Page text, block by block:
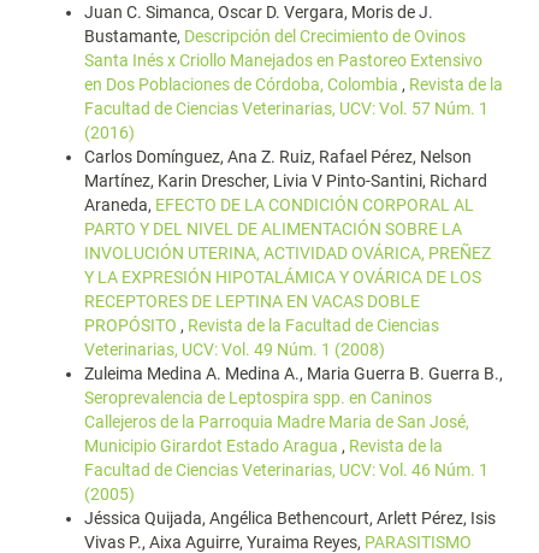
Juan C. Simanca, Oscar D. Vergara, Moris de J.
Bustamante, Descripción del Crecimiento de Ovinos
Santa Inés x Criollo Manejados en Pastoreo Extensivo
en Dos Poblaciones de Córdoba, Colombia , Revista de la
Facultad de Ciencias Veterinarias, UCV: Vol. 57 Núm. 1
(2016)
Carlos Domínguez, Ana Z. Ruiz, Rafael Pérez, Nelson
Martínez, Karin Drescher, Livia V Pinto-Santini, Richard
Araneda, EFECTO DE LA CONDICIÓN CORPORAL AL
PARTO Y DEL NIVEL DE ALIMENTACIÓN SOBRE LA
INVOLUCIÓN UTERINA, ACTIVIDAD OVÁRICA, PREÑEZ
Y LA EXPRESIÓN HIPOTALÁMICA Y OVÁRICA DE LOS
RECEPTORES DE LEPTINA EN VACAS DOBLE
PROPÓSITO , Revista de la Facultad de Ciencias
Veterinarias, UCV: Vol. 49 Núm. 1 (2008)
Zuleima Medina A. Medina A., Maria Guerra B. Guerra B.,
Seroprevalencia de Leptospira spp. en Caninos
Callejeros de la Parroquia Madre Maria de San José,
Municipio Girardot Estado Aragua , Revista de la
Facultad de Ciencias Veterinarias, UCV: Vol. 46 Núm. 1
(2005)
Jéssica Quijada, Angélica Bethencourt, Arlett Pérez, Isis
Vivas P., Aixa Aguirre, Yuraima Reyes, PARASITISMO